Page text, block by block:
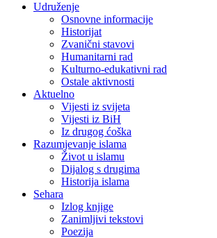
Udruženje
Osnovne informacije
Historijat
Zvanični stavovi
Humanitarni rad
Kulturno-edukativni rad
Ostale aktivnosti
Aktuelno
Vijesti iz svijeta
Vijesti iz BiH
Iz drugog ćoška
Razumjevanje islama
Život u islamu
Dijalog s drugima
Historija islama
Sehara
Izlog knjige
Zanimljivi tekstovi
Poezija